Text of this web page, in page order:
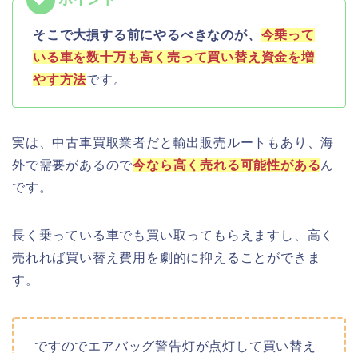
そこで大損する前にやるべきなのが、 今乗って
いる車を数十万も高く売って買い替え資金を増
やす方法です。
実は、中古車買取業者だと輸出販売ルートもあり、海
外で需要があるので今なら高く売れる可能性があるん
です。
長く乗っている車でも買い取ってもらえますし、高く
売れれば買い替え費用を劇的に抑えることができま
す。
ですのでエアバッグ警告灯が点灯して買い替え